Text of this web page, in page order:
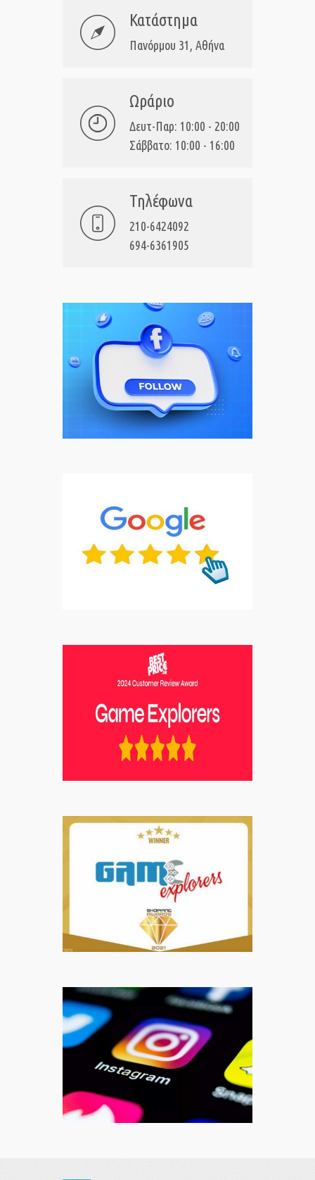
Κατάστημα
Πανόρμου 31, Αθήνα
Ωράριο
Δευτ-Παρ: 10:00 - 20:00
Σάββατο: 10:00 - 16:00
Τηλέφωνα
210-6424092
694-6361905